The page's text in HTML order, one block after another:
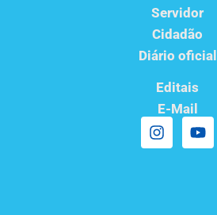
Servidor
Cidadão
Diário oficial
Editais
E-Mail